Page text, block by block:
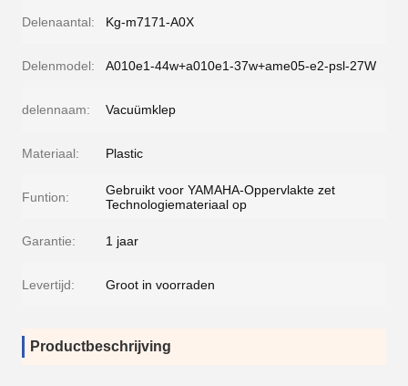
Delenaantal: Kg-m7171-A0X
Delenmodel: A010e1-44w+a010e1-37w+ame05-e2-psl-27W
delennaam: Vacuümklep
Materiaal: Plastic
Funtion:
Gebruikt voor YAMAHA-Oppervlakte zet
Technologiemateriaal op
Garantie: 1 jaar
Levertijd: Groot in voorraden
Productbeschrijving